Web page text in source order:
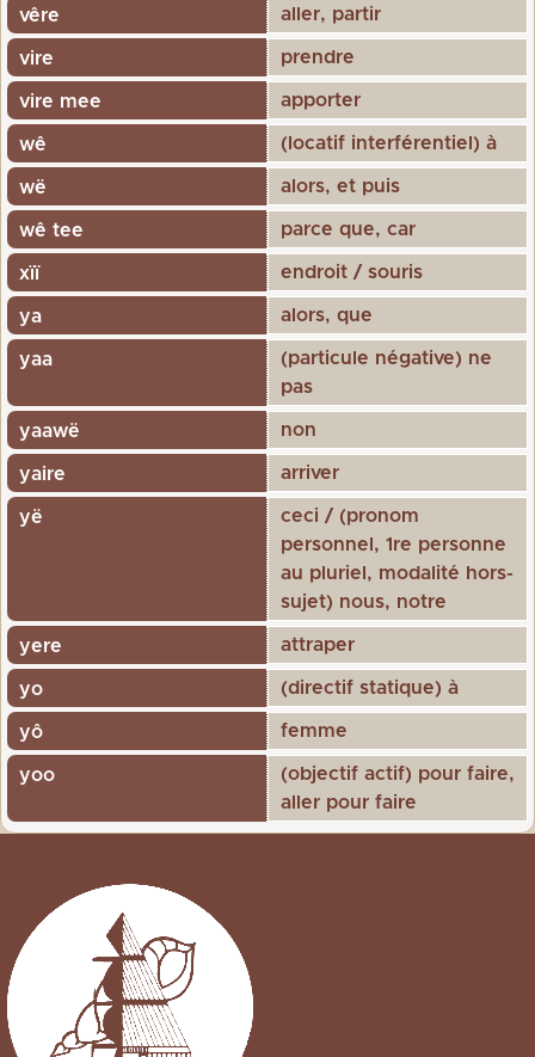
vêre aller, partir
vire prendre
vire mee apporter
wê (locatif interférentiel) à
wë alors, et puis
wê tee parce que, car
xïï endroit / souris
ya alors, que
yaa
(particule négative) ne
pas
yaawë non
yaire arriver
yë
ceci / (pronom
personnel, 1re personne
au pluriel, modalité hors-
sujet) nous, notre
yere attraper
yo (directif statique) à
yô femme
yoo
(objectif actif) pour faire,
aller pour faire